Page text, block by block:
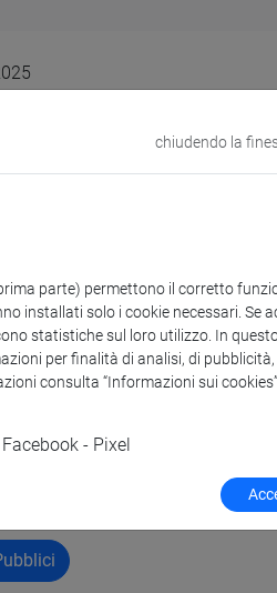
su piattaforma di e-
2025) con somministrazione in
e arte”, Venezia 15-16
al bando
chiudendo la
parte) permettono il corretto
installati solo i cookie necessari. Se
statistiche sul loro utilizzo. In
per finalità di analisi, di
consulta “Informazioni sui
Facebook - Pixel